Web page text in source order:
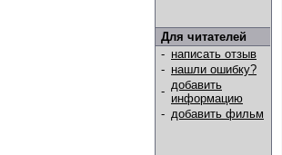
Для читателей
- написать отзыв
- нашли ошибку?
- добавить
информацию
- добавить фильм